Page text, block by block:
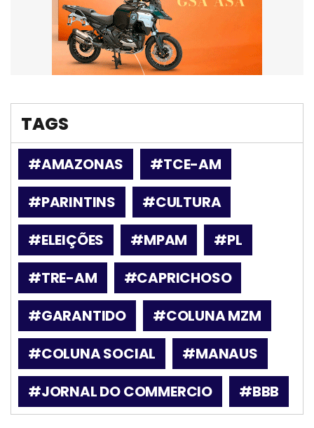
TAGS
#AMAZONAS
#TCE-AM
#PARINTINS
#CULTURA
#ELEIÇÕES
#MPAM
#PL
#TRE-AM
#CAPRICHOSO
#GARANTIDO
#COLUNA MZM
#COLUNA SOCIAL
#MANAUS
#JORNAL DO COMMERCIO
#BBB